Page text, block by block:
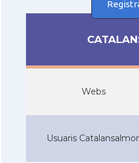
Webs
Usuaris